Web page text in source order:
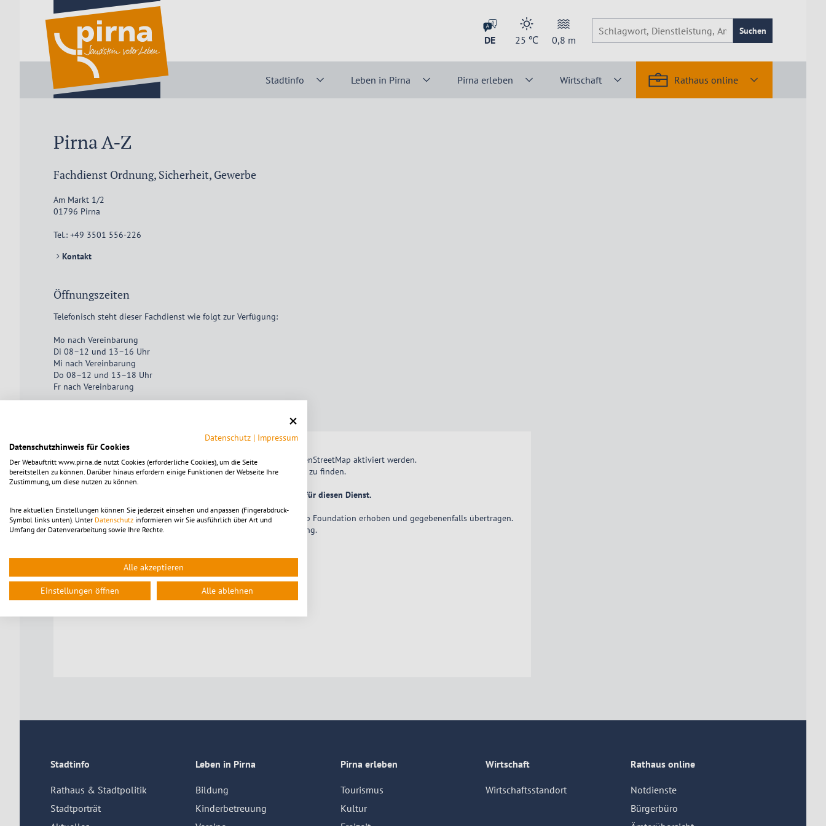
DE 25 ℃ 0,8 m
Suchen
Stadtinfo Leben in Pirna Pirna erleben Wirtschaft Rathaus online
Pirna A-Z
Fachdienst Ordnung, Sicherheit, Gewerbe
Am Markt 1/2
01796 Pirna
Tel.:+49 3501 556-226
Kontakt
Öffnungszeiten
Telefonisch steht dieser Fachdienst wie folgt zur Verfügung:
Mo nach Vereinbarung
Di 08–12 und 13–16 Uhr
Mi nach Vereinbarung
Do 08–12 und 13–18 Uhr
Fr nach Vereinbarung
Um die Karte ansehen zu können, muss die Dienstleistung OpenStreetMapaktiviert werden.
Die Einstellungen sind alternativ in der Kategorie "Funktional" zu finden.
Mit dem Klick auf diesen Hinweistext akzeptieren Sie Cookies für diesen Dienst.
Nach Aktivierung der Karte werden Daten von Open Street Map Foundation erhoben und gegebenenfalls übertragen.
Bitte beachten Sie die Hinweise in unserer
Datenschutzerklärung.
akzeptieren
Stadtinfo
Rathaus & Stadtpolitik
Stadtporträt
Leben in Pirna
Bildung
Kinderbetreuung
Pirna erleben
Tourismus
Kultur
Wirtschaft
Wirtschaftsstandort
Rathaus online
Notdienste
Bürgerbüro
Datenschutz | Impressum
Datenschutzhinweis für Cookies
Der Webauftritt www.pirna.de nutzt Cookies (erforderliche Cookies), um die Seite
bereitstellen zu können. Darüber hinaus erfordern einige Funktionen der Webseite Ihre
Zustimmung, um diese nutzen zu können.
Ihre aktuellen Einstellungen können Sie jederzeit einsehen und anpassen (Fingerabdruck-
Symbol links unten). Unter Datenschutz informieren wir Sie ausführlich über Art und
Umfang der Datenverarbeitung sowie Ihre Rechte.
Alle akzeptieren
Einstellungen öffnen Alle ablehnen